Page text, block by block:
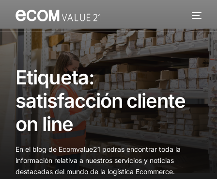
Etiqueta:
satisfacción cliente
on line
En el blog de Ecomvalue21 podras encontrar toda la
información relativa a nuestros servicios y noticias
destacadas del mundo de la logística Ecommerce.
Servicios
Cómo trabajamos
Valor añadido
Clientes
Blog
Contacta